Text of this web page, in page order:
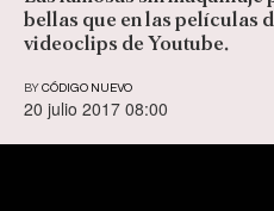
bellas que en las películas
videoclips de Youtube.
BY CÓDIGO NUEVO
20 julio 2017 08:00